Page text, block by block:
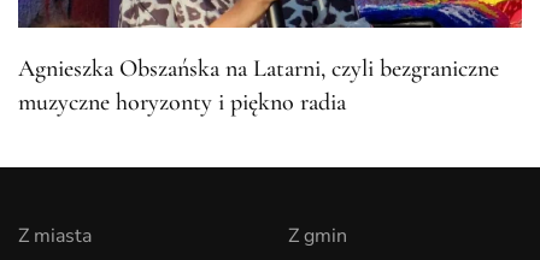
Agnieszka Obszańska na Latarni, czyli bezgraniczne
muzyczne horyzonty i piękno radia
Z miasta
Z gmin